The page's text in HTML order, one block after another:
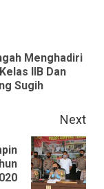
Menghadiri
IIB Dan
Sugih
Next